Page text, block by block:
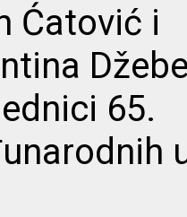
Ćatović i
65.